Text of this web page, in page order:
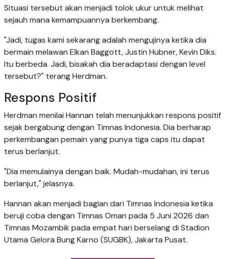
Situasi tersebut akan menjadi tolok ukur untuk melihat
sejauh mana kemampuannya berkembang.
"Jadi, tugas kami sekarang adalah mengujinya ketika dia
bermain melawan Elkan Baggott, Justin Hubner, Kevin Diks.
Itu berbeda. Jadi, bisakah dia beradaptasi dengan level
tersebut?" terang Herdman.
Respons Positif
Herdman menilai Hannan telah menunjukkan respons positif
sejak bergabung dengan Timnas Indonesia. Dia berharap
perkembangan pemain yang punya tiga caps itu dapat
terus berlanjut.
"Dia memulainya dengan baik. Mudah-mudahan, ini terus
berlanjut," jelasnya.
Hannan akan menjadi bagian dari Timnas Indonesia ketika
beruji coba dengan Timnas Oman pada 5 Juni 2026 dan
Timnas Mozambik pada empat hari berselang di Stadion
Utama Gelora Bung Karno (SUGBK), Jakarta Pusat.